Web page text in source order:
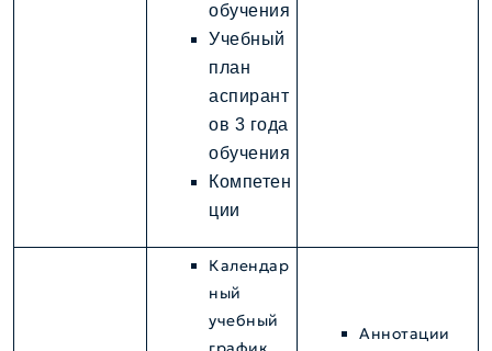
обучения
Учебный
план
аспирант
ов 3 года
обучения
Компетен
ции
Календар
ный
учебный
Аннотации